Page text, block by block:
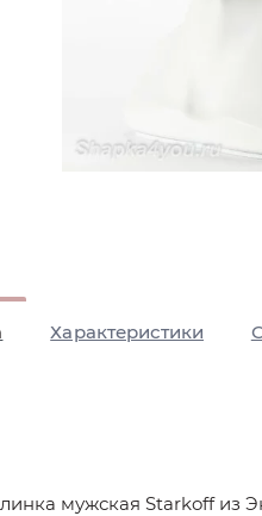
Характеристики
мужская Starkoff из